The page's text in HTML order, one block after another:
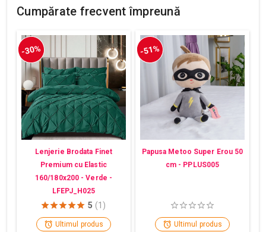
Cumpărate frecvent împreună
-30%
Lenjerie Brodata Finet
Premium cu Elastic
160/180x200 - Verde -
LFEPJ_H025
5 (1)
Ultimul produs
-51%
Papusa Metoo Super Erou 50
cm - PPLUS005
Ultimul produs